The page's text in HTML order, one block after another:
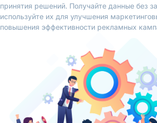
принятия решений. Получайте данные без
используйте их для улучшения
повышения эффективности рекламных